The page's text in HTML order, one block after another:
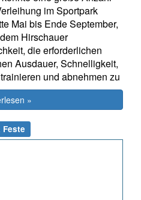
im Sportpark
Mai bis Ende September,
Hirschauer
die erforderlichen
Ausdauer, Schnelligkeit,
und abnehmen zu
»
Feste